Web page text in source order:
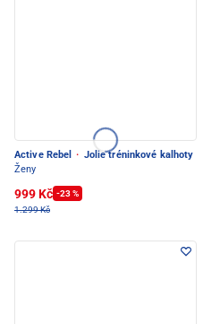
Active Rebel · Jolie tréninkové kalhoty
Ženy
999 Kč -23 %
1.299 Kč